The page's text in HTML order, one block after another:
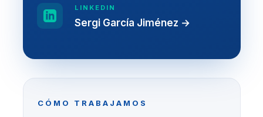
LINKEDIN
Sergi García Jiménez →
CÓMO TRABAJAMOS